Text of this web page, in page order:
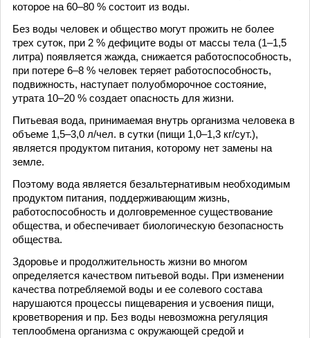
которое на 60–80 % состоит из воды.
Без воды человек и общество могут прожить не более
трех суток, при 2 % дефиците воды от массы тела (1–1,5
литра) появляется жажда, снижается работоспособность,
при потере 6–8 % человек теряет работоспособность,
подвижность, наступает полуобморочное состояние,
утрата 10–20 % создает опасность для жизни.
Питьевая вода, принимаемая внутрь организма человека в
объеме 1,5–3,0 л/чел. в сутки (пищи 1,0–1,3 кг/сут.),
является продуктом питания, которому нет замены на
земле.
Поэтому вода является безальтернативым необходимым
продуктом питания, поддерживающим жизнь,
работоспособность и долговременное существование
общества, и обеспечивает биологическую безопасность
общества.
Здоровье и продолжительность жизни во многом
определяется качеством питьевой воды. При изменении
качества потребляемой воды и ее солевого состава
нарушаются процессы пищеварения и усвоения пищи,
кроветворения и пр. Без воды невозможна регуляция
теплообмена организма с окружающей средой и